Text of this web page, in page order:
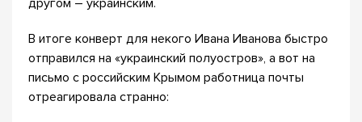
другом – украинским.
В итоге конверт для некого Ивана Иванова быстро
отправился на «украинский полуостров», а вот на
письмо с российским Крымом работница почты
отреагировала странно: